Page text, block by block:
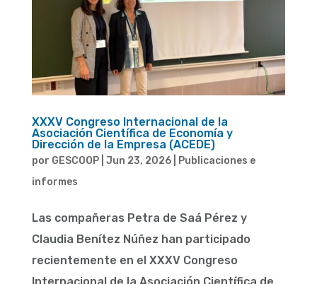
XXXV Congreso Internacional de la
Asociación Científica de Economía y
Dirección de la Empresa (ACEDE)
por GESCOOP| Jun 23, 2026|
Publicaciones e
informes
Las compañeras Petra de Saá Pérez y
Claudia Benítez Núñez han participado
recientemente en el XXXV Congreso